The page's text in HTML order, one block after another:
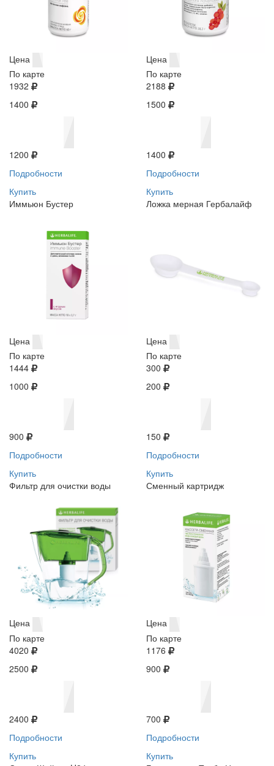
Цена
По карте
1932
1400
1200
Подробности
Купить
Цена
По карте
2188
1500
1400
Подробности
Купить
Иммьюн Бустер
Цена
По карте
1444
1000
900
Подробности
Купить
Ложка мерная Гербалайф
Цена
По карте
300
200
150
Подробности
Купить
Фильтр для очистки воды
Цена
По карте
4020
2500
2400
Подробности
Купить
Сменный картридж
Цена
По карте
1176
900
700
Подробности
Купить